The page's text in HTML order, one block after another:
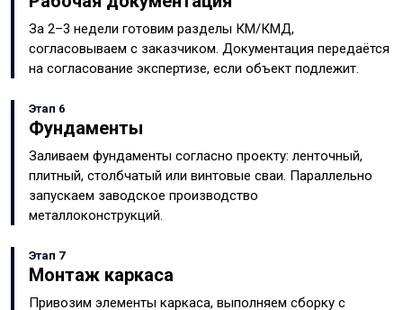
За 2–3 недели готовим разделы КМ/КМД,
согласовываем с заказчиком. Документация передаётся
на согласование экспертизе, если объект подлежит.
Этап 6
Фундаменты
Заливаем фундаменты согласно проекту: ленточный,
плитный, столбчатый или винтовые сваи. Параллельно
запускаем заводское производство
металлоконструкций.
Этап 7
Монтаж каркаса
Привозим элементы каркаса, выполняем сборку с